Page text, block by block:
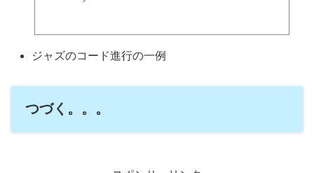
つものようにロングトーンをやってみましょう。C→Am→Dm→G7は、最
ジャズのコード進行の一例
つづく。。。